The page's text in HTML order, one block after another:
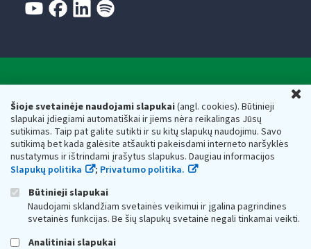
Šioje svetainėje naudojami slapukai(angl. cookies). Būtinieji
slapukai įdiegiami automatiškai ir jiems nėra reikalingas Jūsų
sutikimas. Taip pat galite sutikti ir su kitų slapukų naudojimu. Savo
sutikimą bet kada galėsite atšaukti pakeisdami interneto naršyklės
nustatymus ir ištrindami įrašytus slapukus. Daugiau informacijos
Slapukų politika
; Privatumo politika.
Būtinieji slapukai
Naudojami sklandžiam svetainės veikimui ir įgalina pagrindines
svetainės funkcijas. Be šių slapukų svetainė negali tinkamai veikti.
Analitiniai slapukai
Valstybinė mokesčių inspekcija prie Lietuvos
Respublikos finansų ministerijos
Biudžetinė įstaiga. Juridinio asmens kodas — 188659752,
adresas: Vasario 16-osios g. 14, 01107 Vilnius, Lietuva, el.paštas:
vmi@vmi.lt , E. pristatymo dėžutės adresas 188659752
Duomenys apie Valstybinę mokesčių inspekciją prie Lietuvos
Respublikos finansų ministerijos kaupiami ir saugomi Juridinių